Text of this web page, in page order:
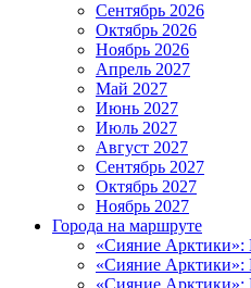
Сентябрь 2026
Октябрь 2026
Ноябрь 2026
Апрель 2027
Май 2027
Июнь 2027
Июль 2027
Август 2027
Сентябрь 2027
Октябрь 2027
Ноябрь 2027
Города на маршруте
«Сияние Арктики»:
«Сияние Арктики»:
«Сияние Арктики»: